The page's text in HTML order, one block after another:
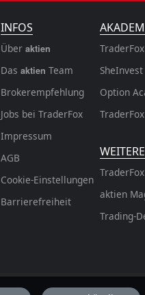
INFOS
Über aktien
Das aktien Team
Brokerempfehlung
Jobs bei TraderFox
Impressum
AGB
Cookie-Einstellungen
Barrierefreiheit
SheInvest
Option
aktien
Trading-